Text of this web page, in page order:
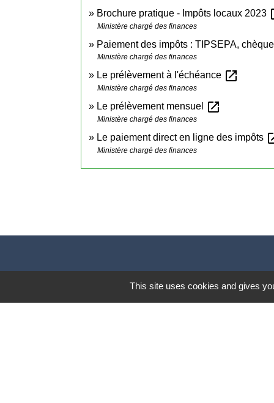
Brochure pratique - Impôts locaux 2023
Ministère chargé des finances
Paiement des impôts : TIPSEPA,
Ministère chargé des finances
Le prélèvement à l'échéance open_in_new
Ministère chargé des finances
Le prélèvement mensuel open_in_new
Ministère chargé des finances
Le paiement direct en ligne des impôts
Ministère chargé des finances
This site uses cookies and gives